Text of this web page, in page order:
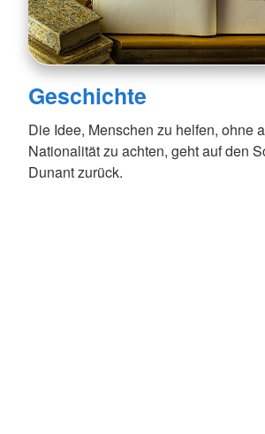
Geschichte
Die Idee, Menschen zu helfen, ohne
Nationalität zu achten, geht auf den
Dunant zurück.